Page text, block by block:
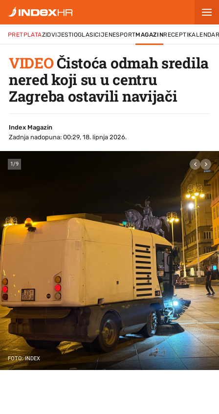
PRETPLATAZIDVIJESTIOGLASICIJENESPORTMAGAZINRECEPTI
VIDEOČistoća odmah sredila
nered koji su u centru
Zagreba ostavili navijači
Index Magazin
Zadnja nadopuna: 00:29, 18. lipnja 2026.
1/9
FOTO: INDEX